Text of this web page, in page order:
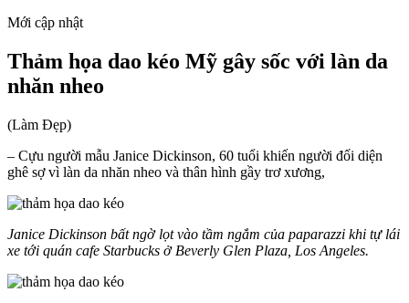
Mới cập nhật
Thảm họa dao kéo Mỹ gây sốc với làn da
nhăn nheo
(Làm Đẹp)
– Cựu người mẫu Janice Dickinson, 60 tuổi khiến người đối diện
ghê sợ vì làn da nhăn nheo và thân hình gầy trơ xương,
Janice Dickinson bất ngờ lọt vào tầm ngắm của paparazzi khi tự lái
xe tới quán cafe Starbucks ở Beverly Glen Plaza, Los Angeles.